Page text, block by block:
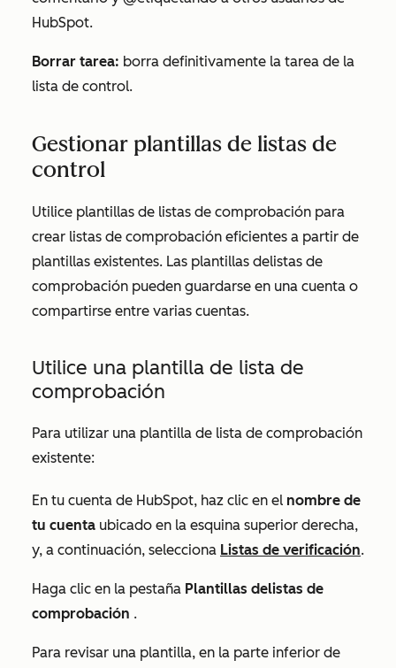
HubSpot.
Borrar tarea: borra definitivamente la tarea de la
lista de control.
Gestionar plantillas de listas de
control
Utilice plantillas de listas de comprobación para
crear listas de comprobación eficientes a partir de
plantillas existentes. Las plantillas delistas de
comprobación pueden guardarse en una cuenta o
compartirse entre varias cuentas.
Utilice una plantilla de lista de
comprobación
Para utilizar una plantilla de lista de comprobación
existente:
En tu cuenta de HubSpot, haz clic en el nombre de
tu cuenta ubicado en la esquina superior derecha,
y, a continuación, selecciona Listas de verificación.
Haga clic en la pestaña Plantillas delistas de
comprobación .
Para revisar una plantilla, en la parte inferior de